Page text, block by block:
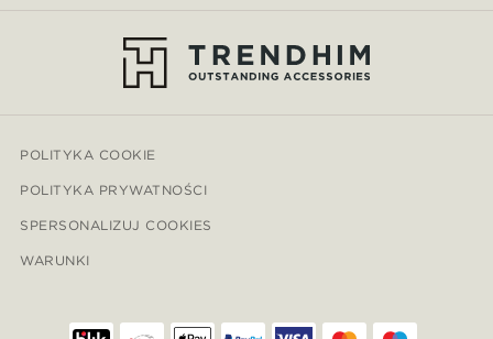
POLITYKA COOKIE
POLITYKA PRYWATNOŚCI
SPERSONALIZUJ COOKIES
WARUNKI